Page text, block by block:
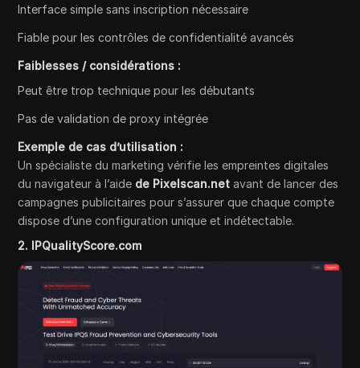
Interface simple sans inscription nécessaire
Fiable pour les contrôles de confidentialité avancés
Faiblesses / considérations :
Peut être trop technique pour les débutants
Pas de validation de proxy intégrée
Exemple de cas d’utilisation :
Un spécialiste du marketing vérifie les empreintes digitales
du navigateur à l’aide de Pixelscan.net avant de lancer des
campagnes publicitaires pour s’assurer que chaque compte
dispose d’une configuration unique et indétectable.
2. IPQualityScore.com